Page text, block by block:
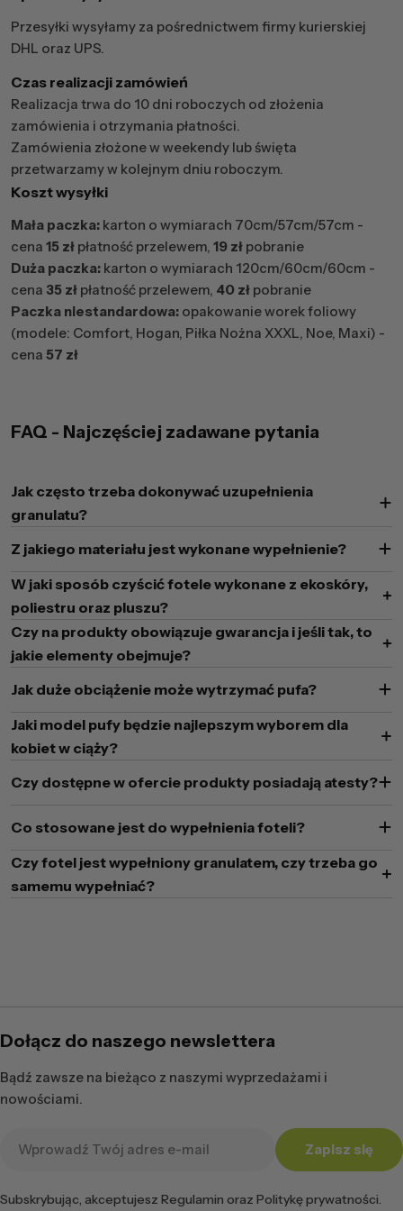
Przesyłki wysyłamy za pośrednictwem firmy kurierskiej
DHL oraz UPS.
Czas realizacji zamówień
Realizacja trwa do 10 dni roboczych od złożenia
zamówienia i otrzymania płatności.
Zamówienia złożone w weekendy lub święta
przetwarzamy w kolejnym dniu roboczym.
Koszt wysyłki
Mała paczka: karton o wymiarach 70cm/57cm/57cm -
cena 15 zł płatność przelewem, 19 zł pobranie
Duża paczka: karton o wymiarach 120cm/60cm/60cm -
cena 35 zł płatność przelewem, 40 zł pobranie
Paczka niestandardowa: opakowanie worek foliowy
(modele: Comfort, Hogan, Piłka Nożna XXXL, Noe, Maxi) -
cena 57 zł
FAQ - Najczęściej zadawane pytania
Jak często trzeba dokonywać uzupełnienia
granulatu?
Z jakiego materiału jest wykonane wypełnienie?
W jaki sposób czyścić fotele wykonane z ekoskóry,
poliestru oraz pluszu?
Czy na produkty obowiązuje gwarancja i jeśli tak, to
jakie elementy obejmuje?
Jak duże obciążenie może wytrzymać pufa?
Jaki model pufy będzie najlepszym wyborem dla
kobiet w ciąży?
Czy dostępne w ofercie produkty posiadają atesty?
Co stosowane jest do wypełnienia foteli?
Czy fotel jest wypełniony granulatem, czy trzeba go
samemu wypełniać?
Dołącz do naszego newslettera
Bądź zawsze na bieżąco z naszymi wyprzedażami i
nowościami.
Zapisz się
Subskrybując, akceptujesz Regulamin oraz Politykę prywatności.